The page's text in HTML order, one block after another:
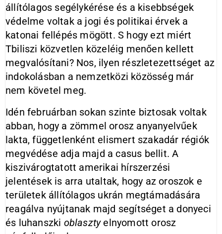
állítólagos segélykérése és a kisebbségek
védelme voltak a jogi és politikai érvek a
katonai fellépés mögött. S hogy ezt miért
Tbiliszi közvetlen közeléig menően kellett
megvalósítani? Nos, ilyen részletezettséget az
indokolásban a nemzetközi közösség már
nem követel meg.
Idén februárban sokan szinte biztosak voltak
abban, hogy a zömmel orosz anyanyelvűek
lakta, függetlenként elismert szakadár régiók
megvédése adja majd a casus bellit. A
kiszivárogtatott amerikai hírszerzési
jelentések is arra utaltak, hogy az oroszok e
területek állítólagos ukrán megtámadására
reagálva nyújtanak majd segítséget a donyeci
és luhanszki oblasztyelnyomott orosz